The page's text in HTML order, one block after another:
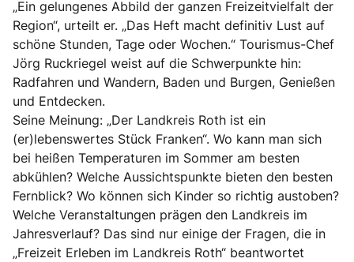
„Ein gelungenes Abbild der ganzen Freizeitvielfalt der
Region“, urteilt er. „Das Heft macht definitiv Lust auf
schöne Stunden, Tage oder Wochen.“ Tourismus-Chef
Jörg Ruckriegel weist auf die Schwerpunkte hin:
Radfahren und Wandern, Baden und Burgen, Genießen
und Entdecken.
Seine Meinung: „Der Landkreis Roth ist ein
(er)lebenswertes Stück Franken“. Wo kann man sich
bei heißen Temperaturen im Sommer am besten
abkühlen? Welche Aussichtspunkte bieten den besten
Fernblick? Wo können sich Kinder so richtig austoben?
Welche Veranstaltungen prägen den Landkreis im
Jahresverlauf? Das sind nur einige der Fragen, die in
„Freizeit Erleben im Landkreis Roth“ beantwortet